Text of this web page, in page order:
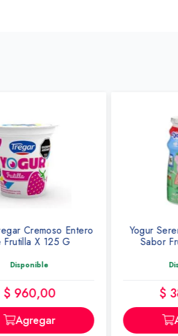
Cremoso Entero
X 125 G
Disponible
960,00
Agregar
Yogur
Sabor
$